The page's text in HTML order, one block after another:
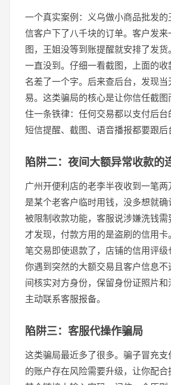
一个真实案例：义乌做小商品批发
信客户下了八千块的订单。客户发
图，王姐没等到账提醒就安排了发
一直没到。仔细一看截图，上面的
名差了一个字。后来查后台，发现
易。这类骗局的核心是让你信任截
住一条铁律：任何交易都以支付后台
短信提醒、截图、语音播报都要跟后
陷阱二：夜间大额异常收款的
广州开便利店的老李半夜收到一笔
是某个老客户临时用钱，没多想就
被限制收款功能，客服说涉嫌洗钱
才发现，付款方用的是盗刷的信用
笔交易即使退款了，店铺的信用评
你遇到突然的大额交易且客户信息
间核实对方身份，保留身份证照片
主动联系客服报备。
陷阱三：客服代操作骗局
这类骗局最近多了很多。骗子冒充
的账户存在风险需要升级，让你配